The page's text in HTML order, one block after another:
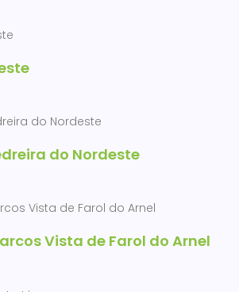
do Nordeste
Vista de Farol do Arnel